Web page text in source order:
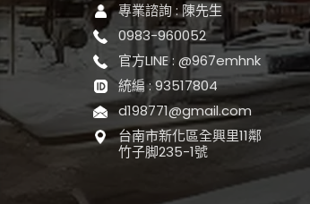
專業諮詢 : 陳先生
0983-960052
官方LINE : @967emhnk
統編 : 93517804
d198771@gmail.com
台南市新化區全興里11鄰
竹子脚235-1號